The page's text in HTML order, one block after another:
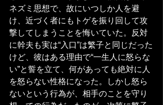
ネズミ思想で、故にいつしか人を避
け、近づく者にもトゲを振り回して攻
撃してしまうことを悔いていた。反対
に幹夫も実は“入口”は繁子と同じだった
けど、彼はある理由で“一生人に怒らな
い”と誓を立て、何があっても絶対に人
を怒らない性格になった。しかし怒ら
ないという行為が、相手のことを守り